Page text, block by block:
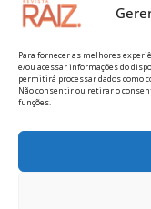
Para fornecer as melhores
e/ou acessar informações do
permitirá processar dados como
Não consentir ou retirar o
funções.